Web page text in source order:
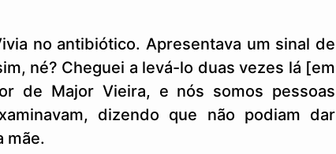
no antibiótico. Apresentava um sinal de
né? Cheguei a levá-lo duas vezes lá [em
de Major Vieira, e nós somos pessoas
dizendo que não podiam dar
mãe.